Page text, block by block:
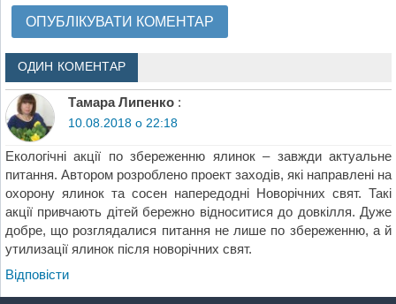
ОДИН КОМЕНТАР
Тамара Липенко :
10.08.2018 о 22:18
Екологічні акції по збереженню ялинок – завжди актуальне
питання. Автором розроблено проект заходів, які направлені на
охорону ялинок та сосен напередодні Новорічних свят. Такі
акції привчають дітей бережно відноситися до довкілля. Дуже
добре, що розглядалися питання не лише по збереженню, а й
утилизації ялинок після новорічних свят.
Відповіcти